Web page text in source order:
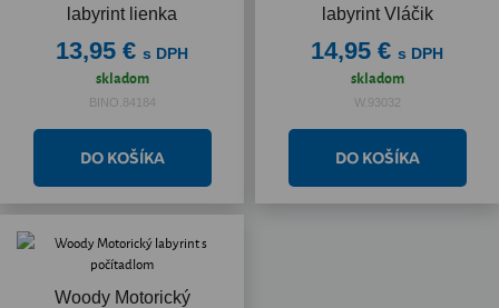
labyrint lienka
13,95 € s DPH
skladom
BINO.84184
labyrint Vláčik
14,95 € s DPH
skladom
W.93032
Woody Motorický